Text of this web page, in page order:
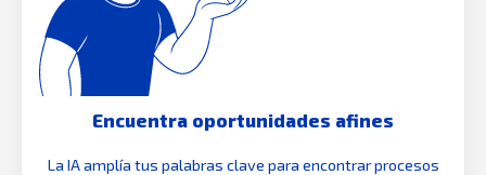
Encuentra oportunidades afines
La IA amplía tus palabras clave para encontrar procesos